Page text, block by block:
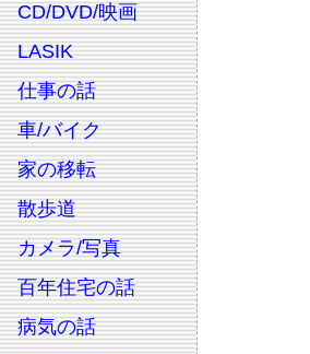
CD/DVD/映画
LASIK
仕事の話
車/バイク
家の移転
散歩道
カメラ/写真
百年住宅の話
病気の話